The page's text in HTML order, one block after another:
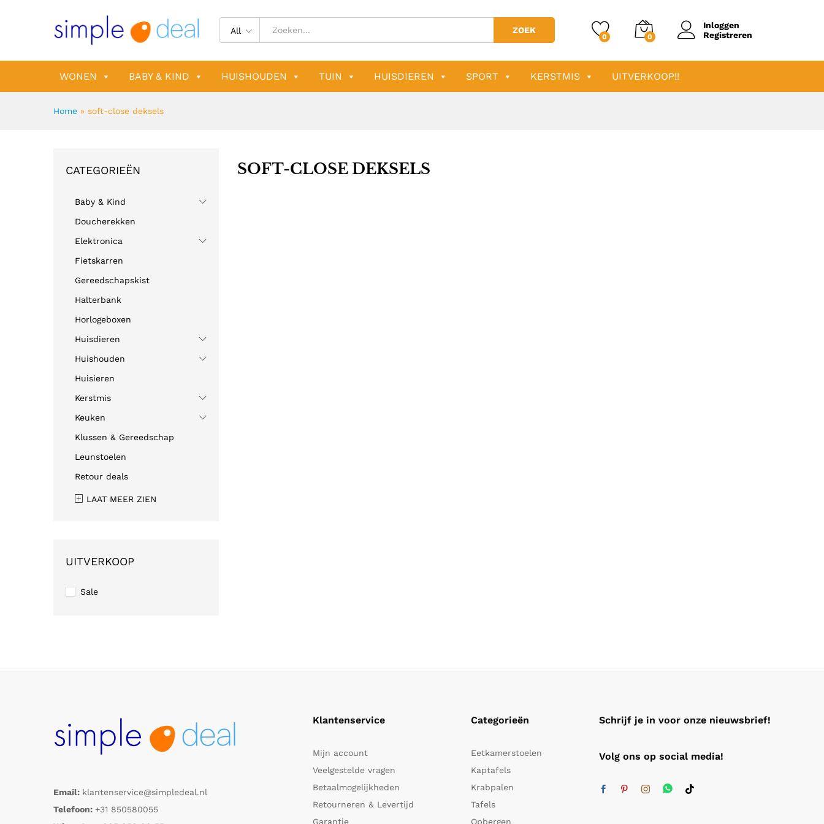
All ZOEK
0 0
Inloggen
Registreren
WONEN BABY & KIND HUISHOUDEN TUIN HUISDIEREN SPORT KERSTMIS UITVERKOOP!!
Home » soft-close deksels
SOFT-CLOSE DEKSELS
CATEGORIEËN
Baby & Kind
Doucherekken
Elektronica
Fietskarren
Gereedschapskist
Halterbank
Horlogeboxen
Huisdieren
Huishouden
Huisieren
Kerstmis
Keuken
Klussen & Gereedschap
Leunstoelen
Retour deals
LAAT MEER ZIEN
UITVERKOOP
Sale
Email: klantenservice@simpledeal.nl
Telefoon: +31 850580055
Klantenservice
Mijn account
Veelgestelde vragen
Betaalmogelijkheden
Retourneren & Levertijd
Garantie
Categorieën
Eetkamerstoelen
Kaptafels
Krabpalen
Tafels
Opbergen
Schrijf je in voor onze nieuwsbrief!
Volg ons op social media!